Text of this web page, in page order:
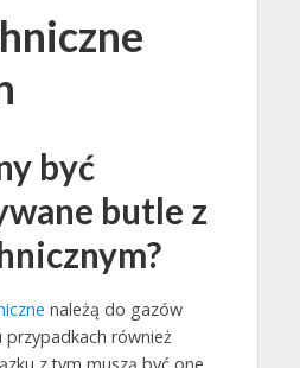
być
butle z
należą do gazów
przypadkach również